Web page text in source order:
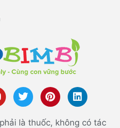
là thuốc, không có tác